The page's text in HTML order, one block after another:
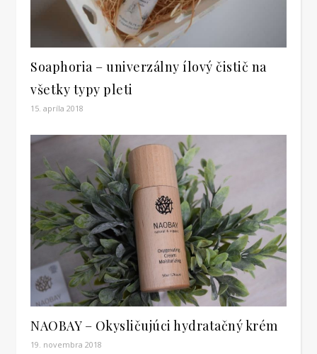
Soaphoria – univerzálny ílový čistič na
všetky typy pleti
15. apríla 2018
NAOBAY – Okysličujúci hydratačný krém
19. novembra 2018